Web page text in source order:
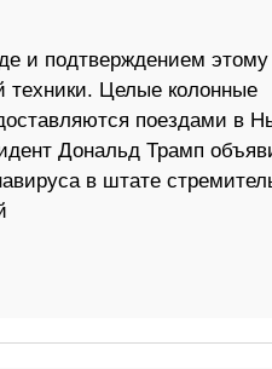
и подтверждением этому
техники. Целые колонные
поездами в
Дональд Трамп
в штате